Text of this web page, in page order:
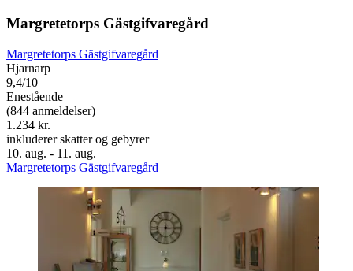
Margretetorps Gästgifvaregård
Margretetorps Gästgifvaregård
Hjarnarp
9,4/10
Enestående
(844 anmeldelser)
1.234 kr.
inkluderer skatter og gebyrer
10. aug. - 11. aug.
Margretetorps Gästgifvaregård